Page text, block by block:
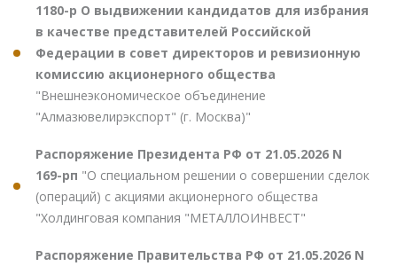
1180-р О выдвижении кандидатов для избрания
в качестве представителей Российской
Федерации в совет директоров и ревизионную
комиссию акционерного общества
"Внешнеэкономическое объединение
"Алмазювелирэкспорт" (г. Москва)"
Распоряжение Президента РФ от 21.05.2026 N
169-рп "О специальном решении о совершении сделок
(операций) с акциями акционерного общества
"Холдинговая компания "МЕТАЛЛОИНВЕСТ"
Распоряжение Правительства РФ от 21.05.2026 N